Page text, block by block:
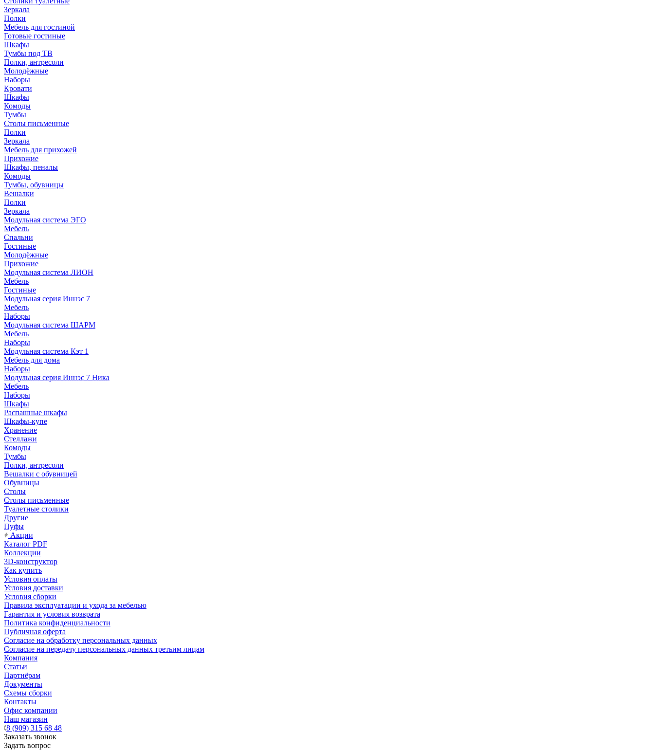
Зеркала
Полки
Мебель для гостиной
Готовые гостиные
Шкафы
Тумбы под ТВ
Полки, антресоли
Молодёжные
Наборы
Кровати
Шкафы
Комоды
Тумбы
Столы письменные
Полки
Зеркала
Мебель для прихожей
Прихожие
Шкафы, пеналы
Комоды
Тумбы, обувницы
Вешалки
Полки
Зеркала
Модульная система ЭГО
Мебель
Спальни
Гостиные
Молодёжные
Прихожие
Модульная система ЛИОН
Мебель
Гостиные
Модульная серия Иннэс 7
Мебель
Наборы
Модульная система ШАРМ
Мебель
Наборы
Модульная система Кэт 1
Мебель для дома
Наборы
Модульная серия Иннэс 7 Ника
Мебель
Наборы
Шкафы
Распашные шкафы
Шкафы-купе
Хранение
Стеллажи
Комоды
Тумбы
Полки, антресоли
Вешалки с обувницей
Обувницы
Столы
Столы письменные
Туалетные столики
Другие
Пуфы
Акции
Каталог PDF
Коллекции
3D-конструктор
Как купить
Условия оплаты
Условия доставки
Условия сборки
Правила эксплуатации и ухода за мебелью
Гарантия и условия возврата
Политика конфиденциальности
Публичная оферта
Согласие на обработку персональных данных
Согласие на передачу персональных данных третьим лицам
Компания
Статьи
Партнёрам
Документы
Схемы сборки
Контакты
Офис компании
Наш магазин
8 (909) 315 68 48
Заказать звонок
Задать вопрос